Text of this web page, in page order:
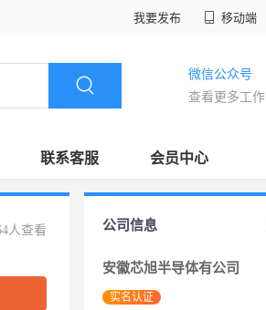
我要发布 移动端
微信公众号
查看更多工作
联系客服 会员中心
人查看 公司信息
安徽芯旭半导体有公司
实名认证